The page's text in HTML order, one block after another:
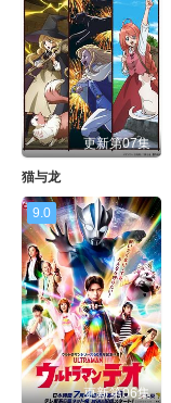
更新第07集
猫与龙
9.0
更新第06集